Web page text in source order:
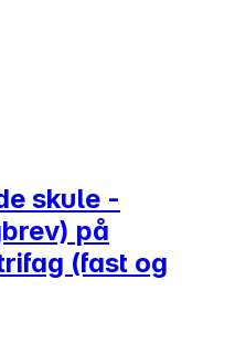
skule -
på
(fast og